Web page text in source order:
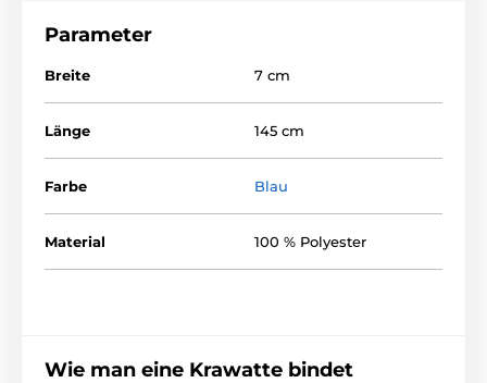
Parameter
Breite 7 cm
Länge 145 cm
Farbe Blau
Material 100 % Polyester
Wie man eine Krawatte bindet